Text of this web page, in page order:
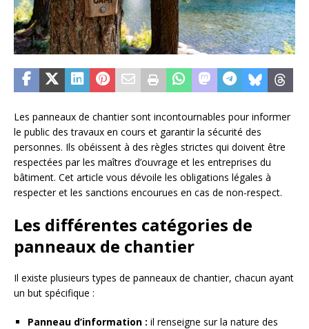
Les panneaux de chantier sont incontournables pour informer
le public des travaux en cours et garantir la sécurité des
personnes. Ils obéissent à des règles strictes qui doivent être
respectées par les maîtres d’ouvrage et les entreprises du
bâtiment. Cet article vous dévoile les obligations légales à
respecter et les sanctions encourues en cas de non-respect.
Les différentes catégories de
panneaux de chantier
Il existe plusieurs types de panneaux de chantier, chacun ayant
un but spécifique :
Panneau d’information : il renseigne sur la nature des